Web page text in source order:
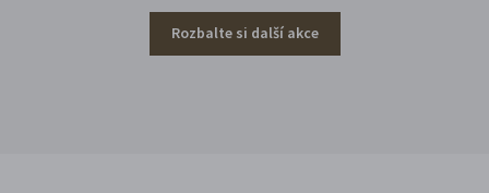
Rozbalte si další akce